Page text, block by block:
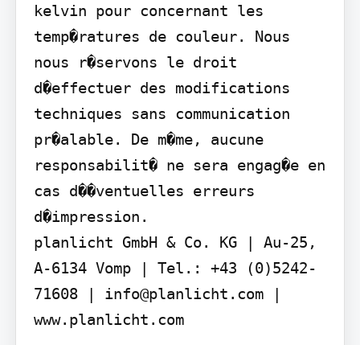
kelvin pour concernant les
temp�ratures de couleur. Nous
nous r�servons le droit
d�effectuer des modifications
techniques sans communication
pr�alable. De m�me, aucune
responsabilit� ne sera engag�e en
cas d��ventuelles erreurs
d�impression.
planlicht GmbH & Co. KG | Au-25,
A-6134 Vomp | Tel.: +43 (0)5242-
71608 | info@planlicht.com |
www.planlicht.com